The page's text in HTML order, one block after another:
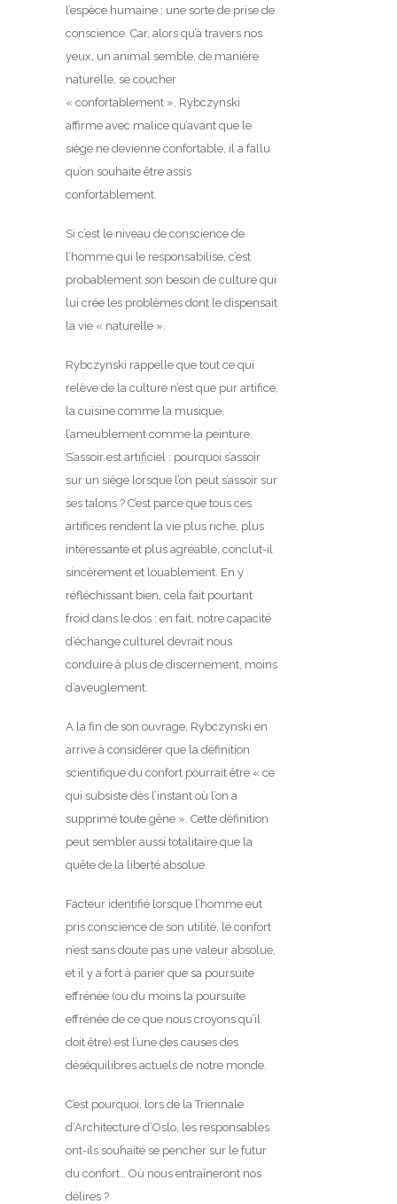
l’espèce humaine ; une sorte de prise de
conscience. Car, alors qu’à travers nos
yeux, un animal semble, de manière
naturelle, se coucher
« confortablement », Rybczynski
affirme avec malice qu’avant que le
siège ne devienne confortable, il a fallu
qu’on souhaite être assis
confortablement.
Si c’est le niveau de conscience de
l’homme qui le responsabilise, c’est
probablement son besoin de culture qui
lui crée les problèmes dont le dispensait
la vie « naturelle ».
Rybczynski rappelle que tout ce qui
relève de la culture n’est que pur artifice,
la cuisine comme la musique,
l’ameublement comme la peinture.
S’assoir est artificiel : pourquoi s’assoir
sur un siège lorsque l’on peut s’assoir sur
ses talons ? C’est parce que tous ces
artifices rendent la vie plus riche, plus
intéressante et plus agréable, conclut-il
sincèrement et louablement. En y
réfléchissant bien, cela fait pourtant
froid dans le dos : en fait, notre capacité
d’échange culturel devrait nous
conduire à plus de discernement, moins
d’aveuglement.
A la fin de son ouvrage, Rybczynski en
arrive à considérer que la définition
scientifique du confort pourrait être « ce
qui subsiste dès l’instant où l’on a
supprimé toute gêne ». Cette définition
peut sembler aussi totalitaire que la
quête de la liberté absolue.
Facteur identifié lorsque l’homme eut
pris conscience de son utilité, le confort
n’est sans doute pas une valeur absolue,
et il y a fort à parier que sa poursuite
effrénée (ou du moins la poursuite
effrénée de ce que nous croyons qu’il
doit être) est l’une des causes des
déséquilibres actuels de notre monde.
C’est pourquoi, lors de la Triennale
d’Architecture d’Oslo, les responsables
ont-ils souhaité se pencher sur le futur
du confort… Où nous entraîneront nos
délires ?